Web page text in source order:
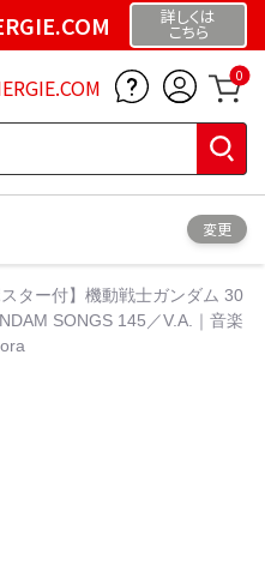
詳しくは
こちら
0
変更
スター付】機動戦士ガンダム 30
SONGS 145／V.A.｜音楽